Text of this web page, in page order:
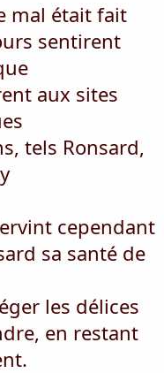
mal était fait
sentirent
aux sites
tels Ronsard,
cependant
sa santé de
les délices
en restant